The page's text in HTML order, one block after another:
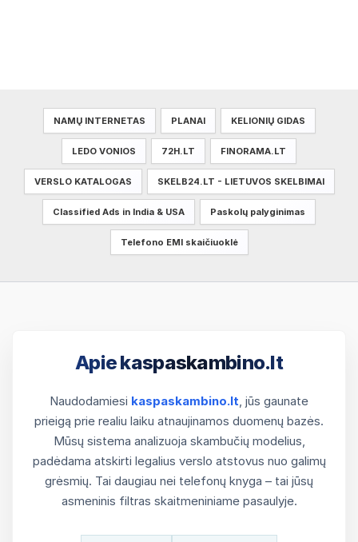
NAMŲ INTERNETAS PLANAI KELIONIŲ GIDAS
LEDO VONIOS 72H.LT FINORAMA.LT
VERSLO KATALOGAS SKELB24.LT - LIETUVOS SKELBIMAI
Classified Ads in India & USA Paskolų palyginimas
Telefono EMI skaičiuoklė
Apie kaspaskambino.lt
Naudodamiesi kaspaskambino.lt, jūs gaunate
prieigą prie realiu laiku atnaujinamos duomenų bazės.
Mūsų sistema analizuoja skambučių modelius,
padėdama atskirti legalius verslo atstovus nuo galimų
grėsmių. Tai daugiau nei telefonų knyga – tai jūsų
asmeninis filtras skaitmeniniame pasaulyje.